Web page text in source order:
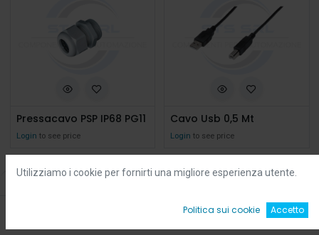
Default
Pressacavo PSP IP68 PG11
Login to see price
Cavo Usb 0,5 Mt
Login to see price
Utilizziamo i cookie per fornirti una migliore esperienza utente.
Politica sui cookie Accetto